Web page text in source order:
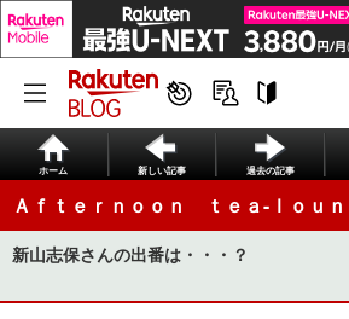
ホーム 新しい記事 過去の記事
Ａｆｔｅｒｎｏｏｎ ｔｅａ-ｌｏｕｎ
新山志保さんの出番は・・・？